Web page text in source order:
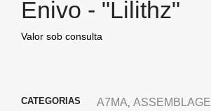
Enivo - "Lilithz"
Valor sob consulta
CATEGORIAS A7MA, ASSEMBLAGE